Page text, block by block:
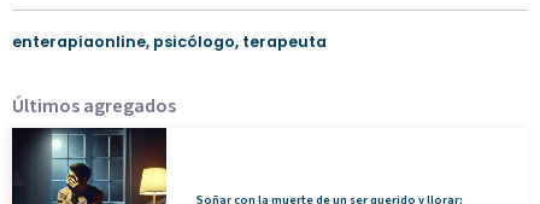
enterapiaonline, psicólogo, terapeuta
Últimos agregados
Soñar con la muerte de un ser querido y llorar: